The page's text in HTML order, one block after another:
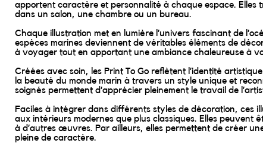
apportent caractère et personnalité à chaque espace. Elles
dans un salon, une chambre ou un bureau.
Chaque illustration met en lumière l’univers fascinant de
espèces marines deviennent de véritables éléments de
à voyager tout en apportant une ambiance chaleureuse à
Créées avec soin, les Print To Go reflètent l’identité
la beauté du monde marin à travers un style unique et
soignés permettent d’apprécier pleinement le travail de
Faciles à intégrer dans différents styles de décoration, ces
aux intérieurs modernes que plus classiques. Elles peuvent
à d’autres œuvres. Par ailleurs, elles permettent de créer
pleine de caractère.